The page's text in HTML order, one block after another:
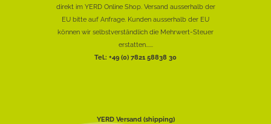
direkt im YERD Online Shop. Versand ausserhalb der
EU bitte auf Anfrage. Kunden ausserhalb der EU
können wir selbstverständlich die Mehrwert-Steuer
erstatten......
Tel.: +49 (0) 7821 58838 30
YERD Versand (shipping)